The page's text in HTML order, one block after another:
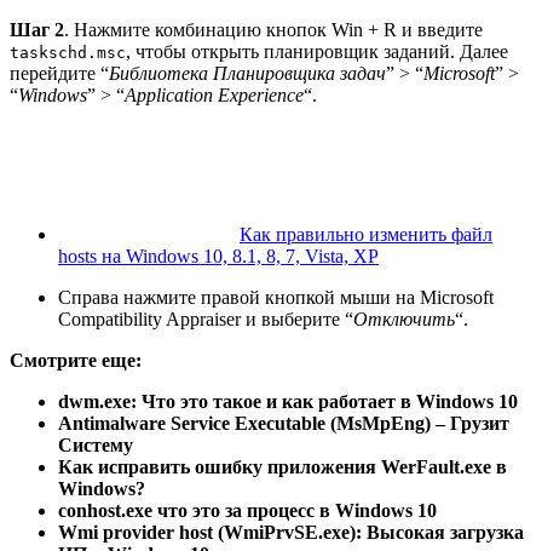
Шаг 2. Нажмите комбинацию кнопок Win + R и введите
taskschd.msc, чтобы открыть планировщик заданий. Далее
перейдите “Библиотека Планировщика задач” > “Microsoft” >
“Windows” > “Application Experience“.
Как правильно изменить файл
hosts на Windows 10, 8.1, 8, 7, Vista, XP
Справа нажмите правой кнопкой мыши на Microsoft
Compatibility Appraiser и выберите “Отключить“.
Смотрите еще:
dwm.exe: Что это такое и как работает в Windows 10
Antimalware Service Executable (MsMpEng) – Грузит
Систему
Как исправить ошибку приложения WerFault.exe в
Windows?
conhost.exe что это за процесс в Windows 10
Wmi provider host (WmiPrvSE.exe): Высокая загрузка